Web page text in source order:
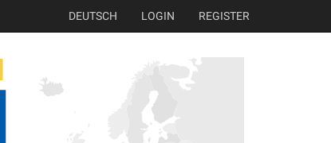
DEUTSCH LOGIN REGISTER